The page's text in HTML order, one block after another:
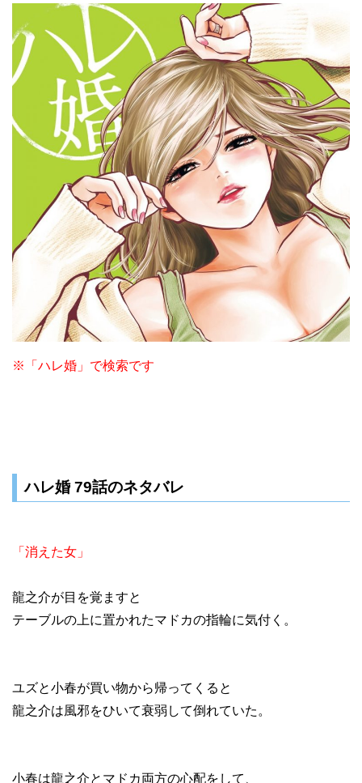
※「ハレ婚」で検索です
ハレ婚 79話のネタバレ
「消えた女」
龍之介が目を覚ますと
テーブルの上に置かれたマドカの指輪に気付く。
ユズと小春が買い物から帰ってくると
龍之介は風邪をひいて衰弱して倒れていた。
小春は龍之介とマドカ両方の心配をして、